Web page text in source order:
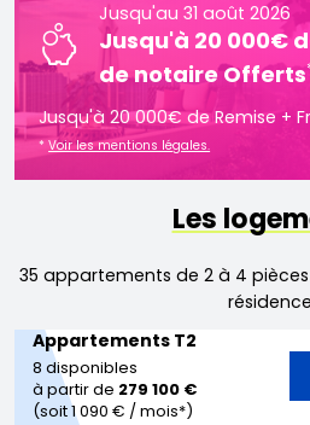
Jusqu'au 31 août 2026
Jusqu'à 20 000€
de notaire Offerts
Jusqu'à 20 000€ de Remise +
*Voir les mentions légales.
Les
35 appartements de 2 à 4
résidence
Appartements T2
8 disponibles
à partir de 279 100 €
(soit 1 090 € / mois*)